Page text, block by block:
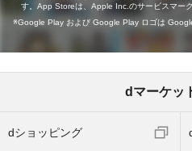
す。App Storeは、Apple Inc.のサービスマーク
Google Play および Google Play ロゴは
dマーケッ
dショッピング